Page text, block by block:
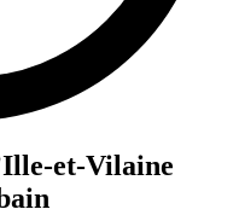
et-Vilaine